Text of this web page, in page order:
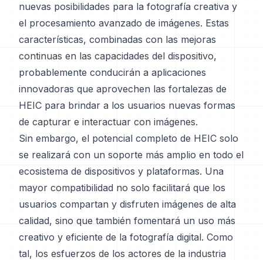
nuevas posibilidades para la fotografía creativa y
el procesamiento avanzado de imágenes. Estas
características, combinadas con las mejoras
continuas en las capacidades del dispositivo,
probablemente conducirán a aplicaciones
innovadoras que aprovechen las fortalezas de
HEIC para brindar a los usuarios nuevas formas
de capturar e interactuar con imágenes.
Sin embargo, el potencial completo de HEIC solo
se realizará con un soporte más amplio en todo el
ecosistema de dispositivos y plataformas. Una
mayor compatibilidad no solo facilitará que los
usuarios compartan y disfruten imágenes de alta
calidad, sino que también fomentará un uso más
creativo y eficiente de la fotografía digital. Como
tal, los esfuerzos de los actores de la industria